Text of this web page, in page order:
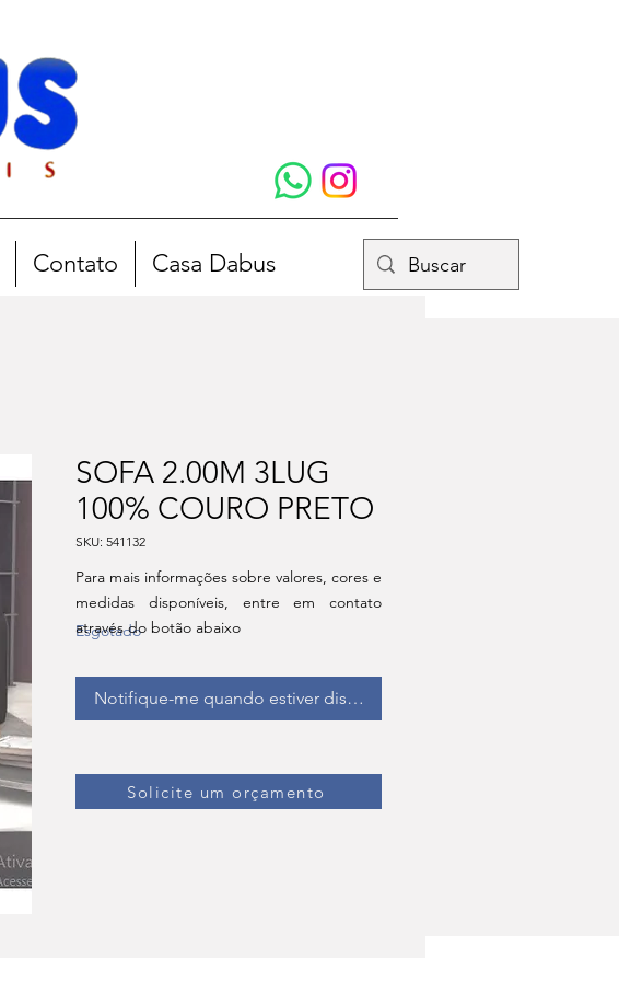
Contato Casa Dabus
SOFA 2.00M 3LUG
100% COURO PRETO
SKU: 541132
Esgotado
Notifique-me quando estiver disponível
Solicite um orçamento
Para mais informações sobre valores, cores e
medidas disponíveis, entre em contato
através do botão abaixo